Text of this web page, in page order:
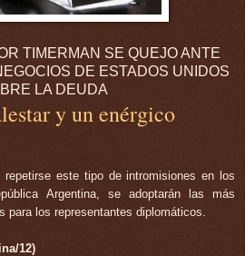
TIMERMAN SE QUEJO ANTE
DE ESTADOS UNIDOS
LA DEUDA
y un enérgico
repetirse este tipo de intromisiones en los
Argentina, se adoptarán las más
para los representantes diplomáticos.
12)